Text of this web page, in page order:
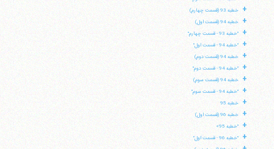
+ خطبه 93 (قسمت چهارم)
+ خطبه 94 (قسمت اول)
+ "خطبه 93 - قسمت چهارم"
+ "خطبه 94 - قسمت اول"
+ خطبه 94 (قسمت دوم)
+ "خطبه 94 - قسمت دوم"
+ خطبه 94 (قسمت سوم)
+ "خطبه 94 - قسمت سوم"
+ خطبه 95
+ خطبه 96 (قسمت اول)
+ "خطبه 95»
+ "خطبه 96 - قسمت اول"
ایران